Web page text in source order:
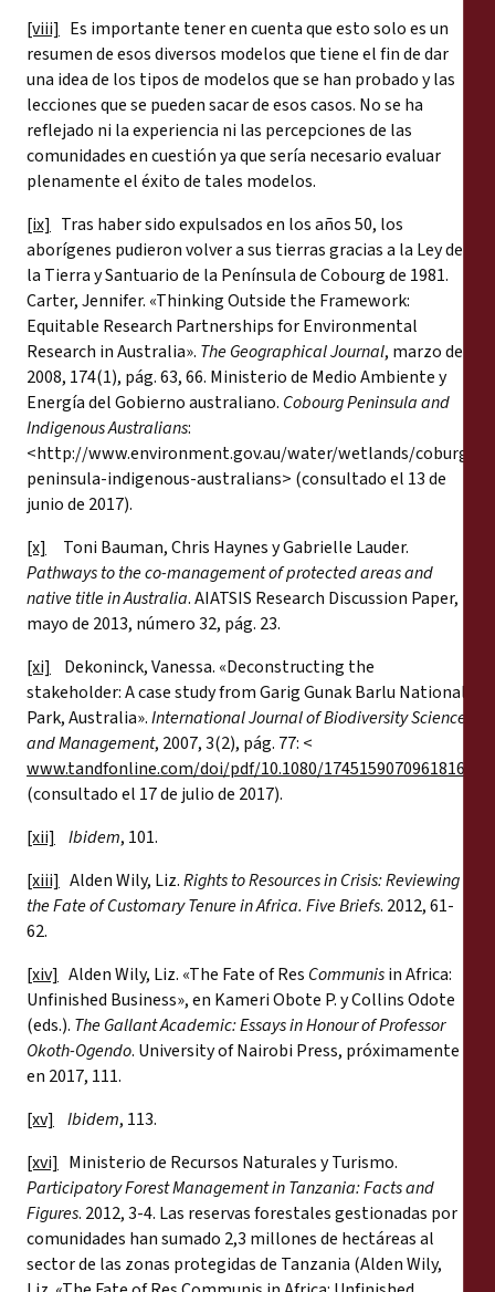
[viii] Es importante tener en cuenta que esto solo es un
resumen de esos diversos modelos que tiene el fin de dar
una idea de los tipos de modelos que se han probado y las
lecciones que se pueden sacar de esos casos. No se ha
reflejado ni la experiencia ni las percepciones de las
comunidades en cuestión ya que sería necesario evaluar
plenamente el éxito de tales modelos.
[ix] Tras haber sido expulsados en los años 50, los
aborígenes pudieron volver a sus tierras gracias a la Ley de
la Tierra y Santuario de la Península de Cobourg de 1981.
Carter, Jennifer. «Thinking Outside the Framework:
Equitable Research Partnerships for Environmental
Research in Australia». The Geographical Journal, marzo de
2008, 174(1), pág. 63, 66. Ministerio de Medio Ambiente y
Energía del Gobierno australiano. Cobourg Peninsula and
Indigenous Australians:
<http://www.environment.gov.au/water/wetlands/coburg-
peninsula-indigenous-australians> (consultado el 13 de
junio de 2017).
[x] Toni Bauman, Chris Haynes y Gabrielle Lauder.
Pathways to the co-management of protected areas and
native title in Australia. AIATSIS Research Discussion Paper,
mayo de 2013, número 32, pág. 23.
[xi] Dekoninck, Vanessa. «Deconstructing the
stakeholder: A case study from Garig Gunak Barlu National
Park, Australia».International Journal of Biodiversity Science
and Management, 2007, 3(2), pág. 77: <
www.tandfonline.com/doi/pdf/10.1080/
(consultado el 17 de julio de 2017).
[xii]
Ibidem, 101.
[xiii] Alden Wily, Liz.Rights to Resources in Crisis: Reviewing
the Fate of Customary Tenure in Africa. Five Briefs. 2012, 61-
62.
[xiv] Alden Wily, Liz. «The Fate of Res Communisin Africa:
Unfinished Business», en Kameri Obote P. y Collins Odote
(eds.). The Gallant Academic: Essays in Honour of Professor
Okoth-Ogendo. University of Nairobi Press, próximamente
en 2017, 111.
[xv]
Ibidem, 113.
[xvi] Ministerio de Recursos Naturales y Turismo.
Participatory Forest Management in Tanzania: Facts and
Figures. 2012, 3-4. Las reservas forestales gestionadas por
comunidades han sumado 2,3 millones de hectáreas al
sector de las zonas protegidas de Tanzania (Alden Wily,